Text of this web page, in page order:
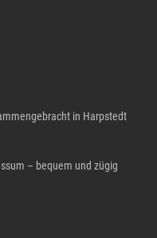
in Harpstedt
– bequem und zügig